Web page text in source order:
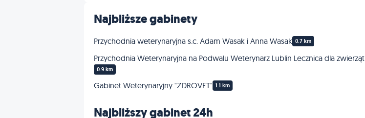
Profilaktyka
Najbliższe gabinety
Przychodnia weterynaryjna s.c. Adam Wasak i Anna Wasak 0.7 km
Przychodnia Weterynaryjna na Podwalu Weterynarz Lublin Lecznica dla zwierząt
0.9 km
Gabinet Weterynaryjny "ZDROVET" 1.1 km
Najbliższy gabinet 24h